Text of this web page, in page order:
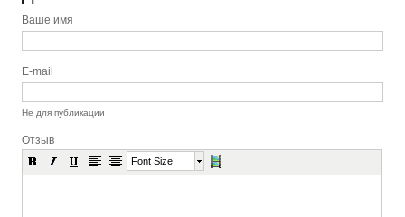
Ваше имя
E-mail
Не для публикации
Отзыв
Font Size